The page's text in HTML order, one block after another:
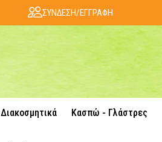
ΣΥΝΔΕΣΗ/ΕΓΓΡΑΦΗ
Διακοσμητικά Κασπώ - Γλάστρες